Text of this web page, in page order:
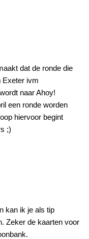
dat de ronde die
Exeter ivm
naar Ahoy!
een ronde worden
hiervoor begint
;)
kan ik je als tip
Zeker de kaarten voor